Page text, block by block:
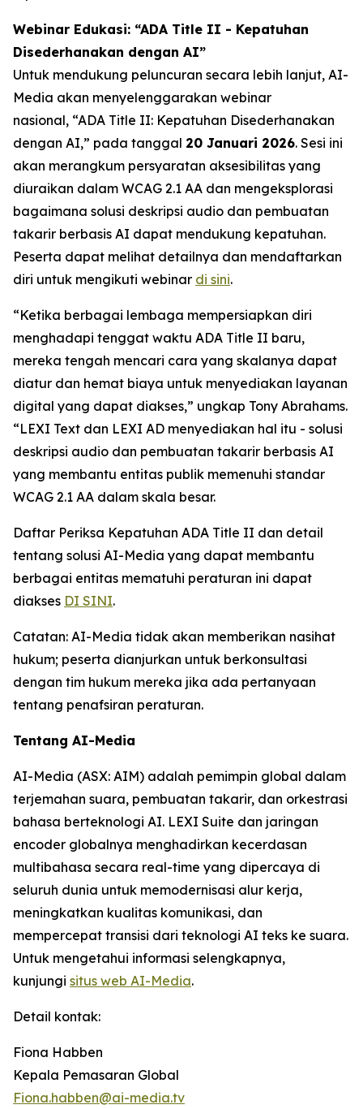
Webinar Edukasi: “ADA Title II - Kepatuhan
Disederhanakan dengan AI”
Untuk mendukung peluncuran secara lebih lanjut, AI-
Media akan menyelenggarakan webinar
nasional, “ADA Title II: Kepatuhan Disederhanakan
dengan AI,” pada tanggal 20 Januari 2026. Sesi ini
akan merangkum persyaratan aksesibilitas yang
diuraikan dalam WCAG 2.1 AA dan mengeksplorasi
bagaimana solusi deskripsi audio dan pembuatan
takarir berbasis AI dapat mendukung kepatuhan.
Peserta dapat melihat detailnya dan mendaftarkan
diri untuk mengikuti webinar di sini.
“Ketika berbagai lembaga mempersiapkan diri
menghadapi tenggat waktu ADA Title II baru,
mereka tengah mencari cara yang skalanya dapat
diatur dan hemat biaya untuk menyediakan layanan
digital yang dapat diakses,” ungkap Tony Abrahams.
“LEXI Text dan LEXI AD menyediakan hal itu - solusi
deskripsi audio dan pembuatan takarir berbasis AI
yang membantu entitas publik memenuhi standar
WCAG 2.1 AA dalam skala besar.
Daftar Periksa Kepatuhan ADA Title II dan detail
tentang solusi AI-Media yang dapat membantu
berbagai entitas mematuhi peraturan ini dapat
diakses DI SINI.
Catatan: AI-Media tidak akan memberikan nasihat
hukum; peserta dianjurkan untuk berkonsultasi
dengan tim hukum mereka jika ada pertanyaan
tentang penafsiran peraturan.
Tentang AI-Media
AI-Media (ASX: AIM) adalah pemimpin global dalam
terjemahan suara, pembuatan takarir, dan orkestrasi
bahasa berteknologi AI. LEXI Suite dan jaringan
encoder globalnya menghadirkan kecerdasan
multibahasa secara real-time yang dipercaya di
seluruh dunia untuk memodernisasi alur kerja,
meningkatkan kualitas komunikasi, dan
mempercepat transisi dari teknologi AI teks ke suara.
Untuk mengetahui informasi selengkapnya,
kunjungi situs web AI-Media.
Detail kontak:
Fiona Habben
Kepala Pemasaran Global
Fiona.habben@ai-media.tv